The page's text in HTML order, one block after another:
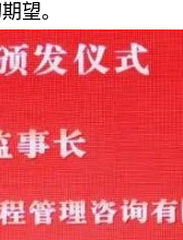
望。